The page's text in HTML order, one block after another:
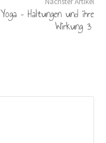
Yoga – Haltungen und ihre
Wirkung 3